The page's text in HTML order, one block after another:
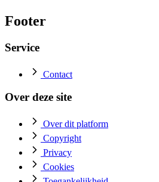
Footer
Service
Contact
Over deze site
Over dit platform
Copyright
Privacy
Cookies